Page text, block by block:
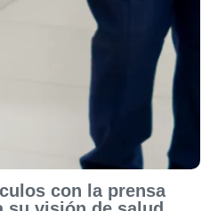
con la prensa